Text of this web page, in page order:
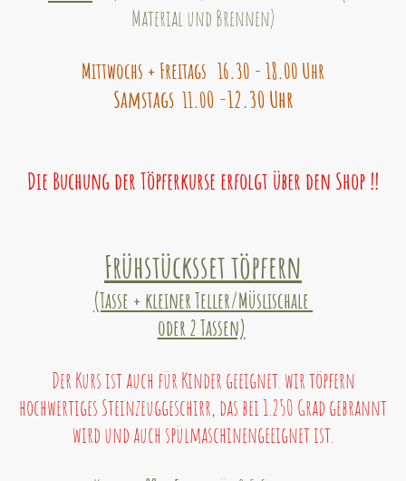
Material und Brennen)
Mittwochs + Freitags 16.30 - 18.00 Uhr
Samstags 11.00 -12.30 Uhr
Die Buchung der Töpferkurse erfolgt über den Shop !!
Frühstücksset töpfern
(Tasse + kleiner Teller/Müslischale
oder 2 Tassen)
Der Kurs ist auch für Kinder geeignet. wir töpfern
hochwertiges Steinzeuggeschirr, das bei 1.250 Grad gebrannt
wird und auch spülmaschinengeeignet ist.